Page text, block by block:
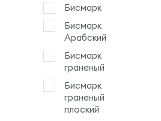
Бисмарк
Бисмарк
Арабский
Бисмарк
граненый
Бисмарк
граненый
плоский